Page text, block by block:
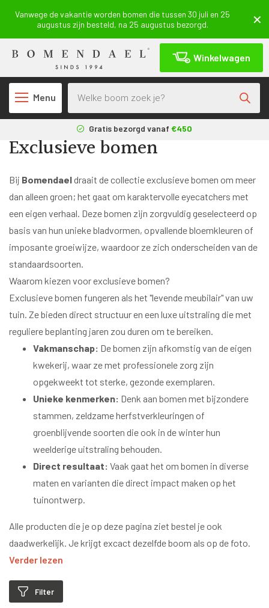
Vanwege de vakantie worden bomen die tussen 30 juli en 25
augustus zijn besteld, na 25 augustus bezorgd.
Winkelwagen
Menu
Producten zoeken
Gratis bezorgd vanaf €450
3 maandenaangroeigarantie*
Terug
Exclusieve bomen
Bij Bomendael draait de collectie exclusieve bomen om meer
dan alleen groen; het gaat om karaktervolle eyecatchers met
een eigen verhaal. Deze bomen zijn zorgvuldig geselecteerd op
basis van hun unieke bladvormen, opvallende bloemkleuren of
imposante groeiwijze, waardoor ze zich onderscheiden van de
standaardsoorten.
Waarom kiezen voor exclusieve bomen?
Exclusieve bomen fungeren als het "levende meubilair" van uw
tuin. Ze bieden direct structuur en een luxe uitstraling die met
reguliere beplanting jaren zou duren om te bereiken.
Vakmanschap: De bomen zijn afkomstig van deeigen
kwekerij, waar ze met professionele zorg zijn
opgekweekt tot sterke, gezonde exemplaren.
Unieke kenmerken: Denk aan bomen met bijzondere
stammen, zeldzame herfstverkleuringen of
groenblijvende soorten die ook in de winter hun
weelderige uitstraling behouden.
Direct resultaat: Vaak gaat het om bomen in diverse
maten en varianten die direct impact maken op het
tuinontwerp.
Alle producten die je op deze pagina ziet bestel je ook
daadwerkelijk. Je krijgt excact dezelfde boom als op de foto.
Verder lezen
Filter